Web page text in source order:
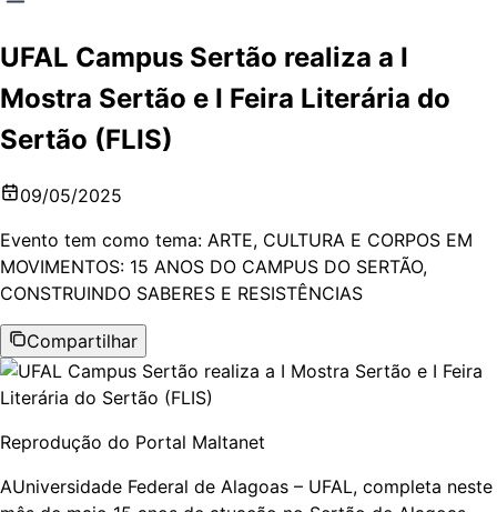
UFAL Campus Sertão realiza a I
Mostra Sertão e I Feira Literária do
Sertão (FLIS)
09/05/2025
Evento tem como tema: ARTE, CULTURA E CORPOS EM
MOVIMENTOS: 15 ANOS DO CAMPUS DO SERTÃO,
CONSTRUINDO SABERES E RESISTÊNCIAS
Compartilhar
Reprodução do Portal Maltanet
AUniversidade Federal de Alagoas – UFAL, completa neste